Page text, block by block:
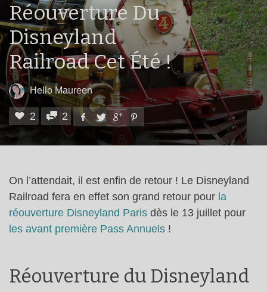
Réouverture Du
Disneyland
Railroad Cet Été !
Hello Maureen
2 2
On l’attendait, il est enfin de retour ! Le Disneyland
Railroad fera en effet son grand retour pour la
réouverture Disneyland Paris dès le 13 juillet pour
les avant première Pass Annuels !
Réouverture du Disneyland